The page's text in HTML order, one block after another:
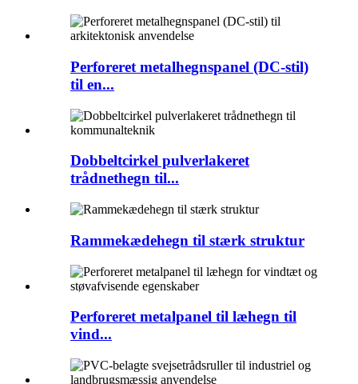
Perforeret metalhegnspanel (DC-stil)
til en...
Dobbeltcirkel pulverlakeret
trådnethegn til...
Rammekædehegn til stærk struktur
Perforeret metalpanel til læhegn til
vind...